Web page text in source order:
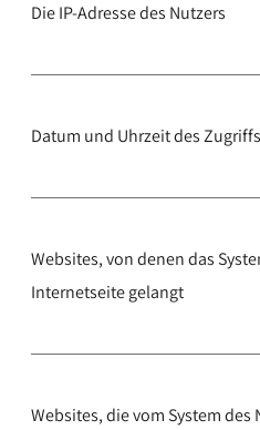
Die IP-Adresse des Nutzers
Datum und Uhrzeit des Zugriffs
Websites, von denen das
Internetseite gelangt
Websites, die vom System des